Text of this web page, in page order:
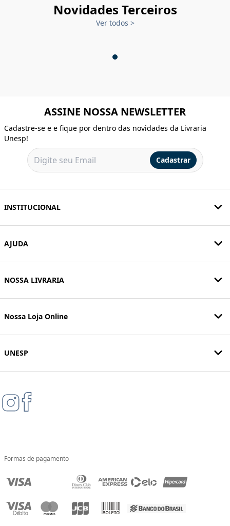
Novidades Terceiros
Ver todos >
ASSINE NOSSA NEWSLETTER
Cadastre-se e e fique por dentro das novidades da Livraria
Unesp!
Cadastrar
INSTITUCIONAL
AJUDA
NOSSA LIVRARIA
Nossa Loja Online
UNESP
Formas de pagamento